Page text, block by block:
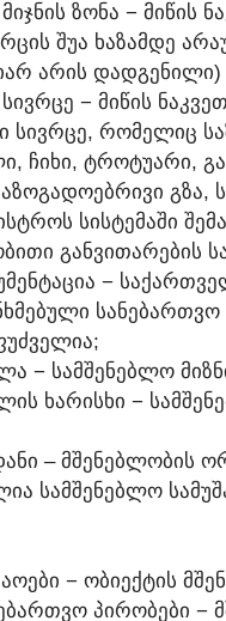
ᲖᲝᲜᲐ − ᲛᲘᲬᲘᲡ
ᲨᲣᲐ ᲮᲐᲖᲐᲛᲓᲔ
ᲐᲠᲘᲡ ᲓᲐᲓᲒᲔᲜᲘᲚᲘ)
− ᲛᲘᲬᲘᲡ
ᲠᲝᲛᲔᲚᲘᲪ
ᲩᲘᲮᲘ, ᲢᲠᲝᲢᲣᲐᲠᲘ,
ᲒᲖᲐ,
ᲡᲘᲡᲢᲔᲛᲐᲨᲘ
ᲒᲐᲜᲕᲘᲗᲐᲠᲔᲑᲘᲡ
−
− ᲡᲐᲛᲨᲔᲜᲔᲑᲚᲝ
ᲮᲐᲠᲘᲡᲮᲘ −
– ᲛᲨᲔᲜᲔᲑᲚᲝᲑᲘᲡ
ᲡᲐᲛᲨᲔᲜᲔᲑᲚᲝ
− ᲝᲑᲘᲔᲥᲢᲘᲡ
ᲞᲘᲠᲝᲑᲔᲑᲘ